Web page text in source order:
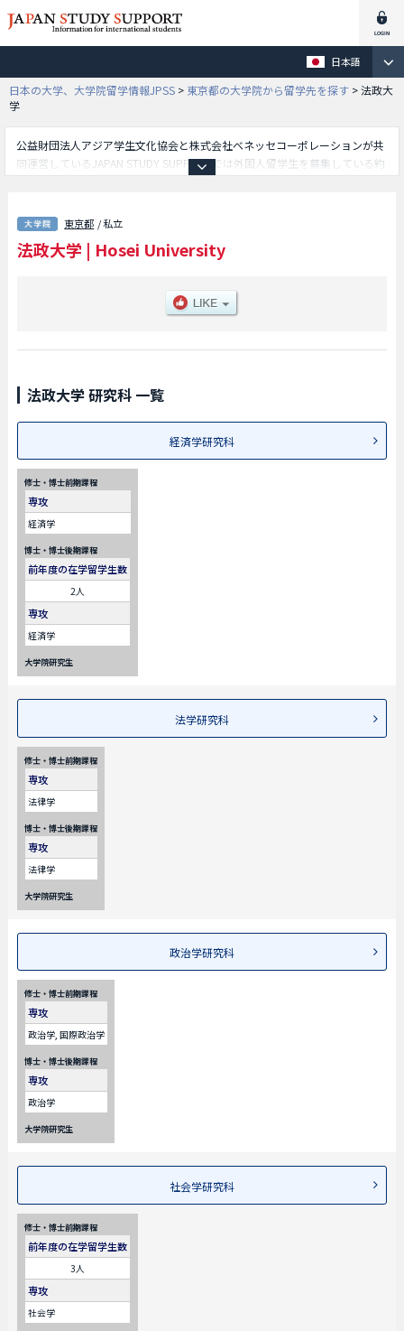
日本語
日本の大学、大学院留学情報JPSS > 東京都の大学院から留学先を探す >法政大
学
公益財団法人アジア学生文化協会と株式会社ベネッセコーポレーションが共
同運営しているJAPAN STUDY SUPPORTでは外国人留学生を募集している約
研究科や政治学研究科や社会学研究科や経営学研究科や人文科学研究科や理
工学研究科や人間社会研究科や情報科学研究科や国際日本学インスティテュ
ートや法務研究科やデザイン工学研究科や国際文化研究科やイノベーショ
キャリアデザイン学研究科やスポーツ健康学研究科や総合理工学インスティ
テュート （IIST）や連帯社会インスティテュート等、研究科別情報や、募集
東京都 / 私立
法政大学 | Hosei University
法政大学 研究科 一覧
経済学研究科
修士・博士前期課程
専攻
経済学
博士・博士後期課程
前年度の在学留学生数
2人
専攻
経済学
大学院研究生
法学研究科
修士・博士前期課程
専攻
法律学
博士・博士後期課程
専攻
法律学
大学院研究生
政治学研究科
修士・博士前期課程
専攻
政治学, 国際政治学
博士・博士後期課程
専攻
政治学
大学院研究生
社会学研究科
修士・博士前期課程
前年度の在学留学生数
3人
専攻
社会学